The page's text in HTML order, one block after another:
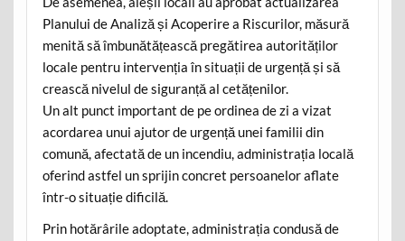
Planului de Analiză și Acoperire a Riscurilor, măsură
menită să îmbunătățească pregătirea autorităților
locale pentru intervenția în situații de urgență și să
crească nivelul de siguranță al cetățenilor.
Un alt punct important de pe ordinea de zi a vizat
acordarea unui ajutor de urgență unei familii din
comună, afectată de un incendiu, administrația locală
oferind astfel un sprijin concret persoanelor aflate
într-o situație dificilă.
Prin hotărârile adoptate, administrația condusă de